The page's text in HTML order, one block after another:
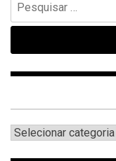
por:
Navegue: